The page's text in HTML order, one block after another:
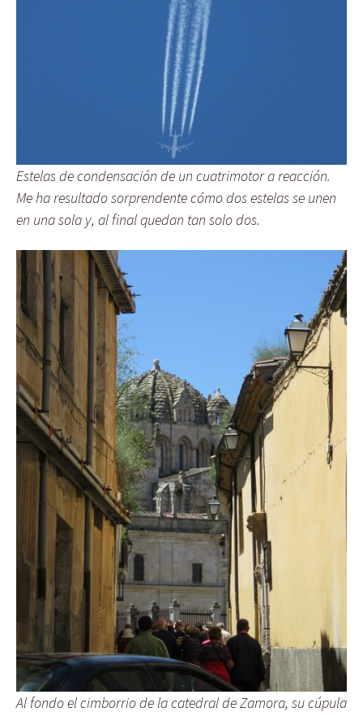
Estelas de condensación de un cuatrimotor a reacción.
Me ha resultado sorprendente cómo dos estelas se unen
en una sola y, al final quedan tan solo dos.
Al fondo el cimborrio de la catedral de Zamora, su cúpula